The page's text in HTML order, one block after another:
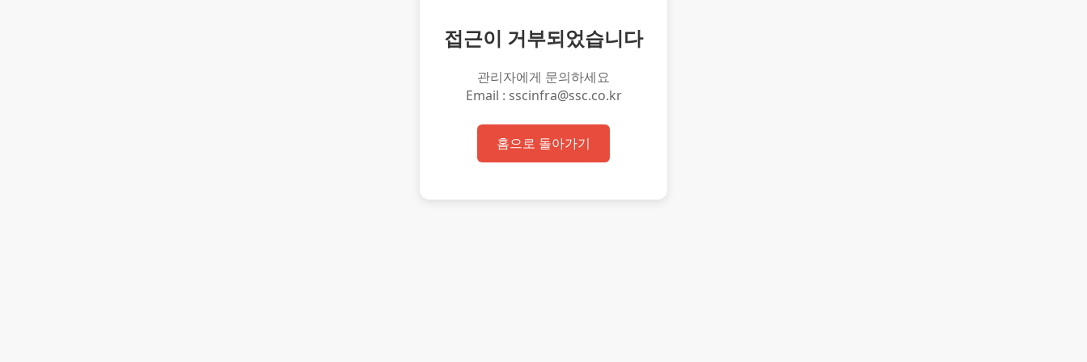
접근이 거부되었습니다
관리자에게 문의하세요
Email : sscinfra@ssc.co.kr
홈으로 돌아가기